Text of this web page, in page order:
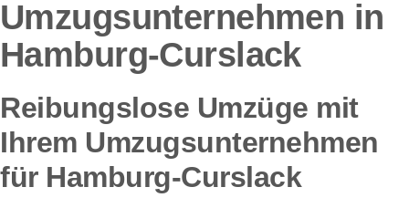
Umzugsunternehmen in
Hamburg-Curslack
Reibungslose Umzüge mit
Ihrem Umzugsunternehmen
für Hamburg-Curslack